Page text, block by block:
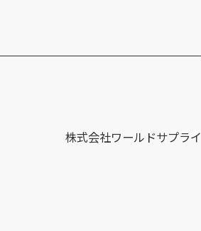
株式会社ワールドサプライ